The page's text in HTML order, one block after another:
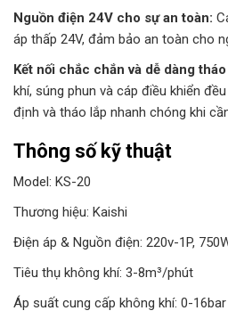
Nguồn điện 24V cho sự an toàn:
áp thấp 24V, đảm bảo an toàn cho
Kết nối chắc chắn và dễ dàng
khí, súng phun và cáp điều khiển
định và tháo lắp nhanh chóng khi
Thông số kỹ thuật
Model: KS-20
Thương hiệu: Kaishi
Điện áp & Nguồn điện: 220v-1P,
Tiêu thụ không khí: 3-8m³/phút
Áp suất cung cấp không khí: 0-16bar